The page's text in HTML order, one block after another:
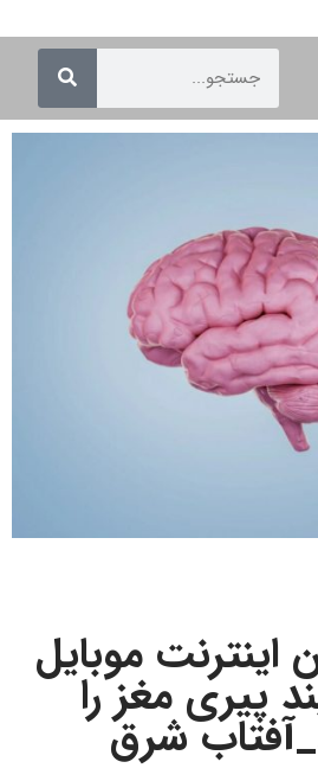
اینترنت موبایل
پیری مغز را
شرق